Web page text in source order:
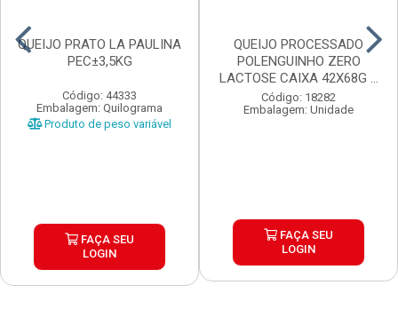
QUEIJO PRATO LA PAULINA
PEC±3,5KG
Código: 44333
Embalagem: Quilograma
Produto de peso variável
FAÇA SEU
LOGIN
QUEIJO PROCESSADO
POLENGUINHO ZERO
LACTOSE CAIXA 42X68G 4
UN...
Código: 18282
Embalagem: Unidade
FAÇA SEU
LOGIN